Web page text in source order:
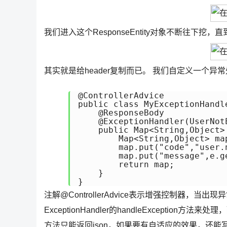
我们进入这个ResponseEntity对象不断往下挖，直
其实就是给header复制而已。 我们自定义一个异常
@ControllerAdvice
public class
    @ResponseBody
public
Map<String,Object>
        return map;
    }
}
注解@ControllerAdvice表示增强控制器，当出现
ExceptionHandler的handleException方法来处理
方法只能返回json，如果要有自适应的效果，还能